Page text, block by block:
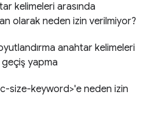
kelimeleri arasında
olarak neden izin verilmiyor?
anahtar kelimeleri
geçiş yapma
size-keyword>'e neden izin